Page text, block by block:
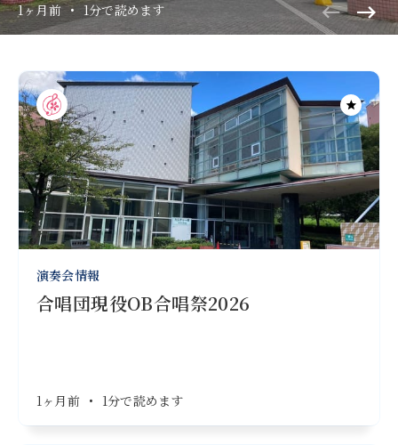
1ヶ月前 • 1分で読めます
演奏会情報
合唱団現役OB合唱祭2026
1ヶ月前 • 1分で読めます